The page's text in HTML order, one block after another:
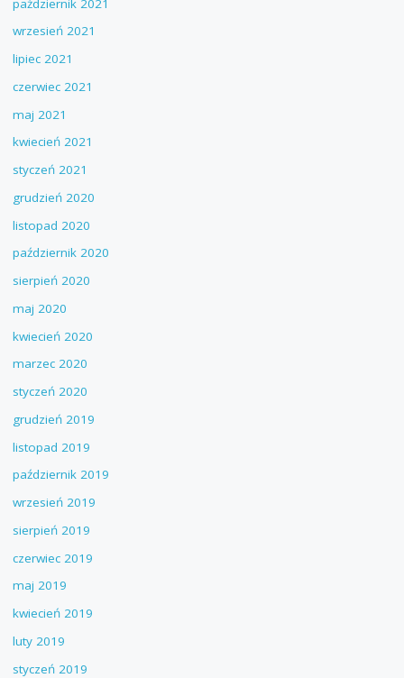
wrzesień 2021
lipiec 2021
czerwiec 2021
maj 2021
kwiecień 2021
styczeń 2021
grudzień 2020
listopad 2020
październik 2020
sierpień 2020
maj 2020
kwiecień 2020
marzec 2020
styczeń 2020
grudzień 2019
listopad 2019
październik 2019
wrzesień 2019
sierpień 2019
czerwiec 2019
maj 2019
kwiecień 2019
luty 2019
styczeń 2019